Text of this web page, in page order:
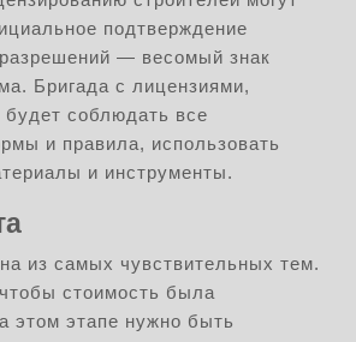
подтверждение
— весомый знак
Бригада с лицензиями,
будет соблюдать все
и правила, использовать
и инструменты.
из самых чувствительных тем.
стоимость была
этом этапе нужно быть